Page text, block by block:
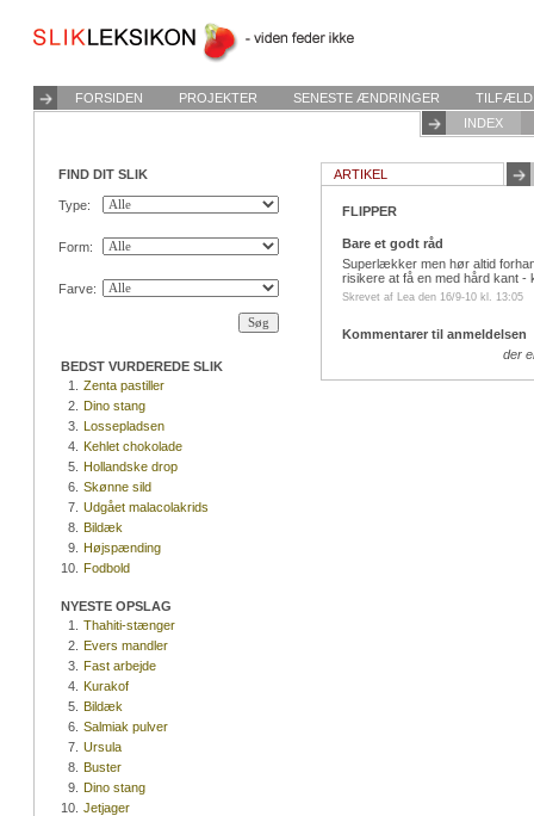
FORSIDEN PROJEKTER SENESTE ÆNDRINGER
INDEX
FIND DIT SLIK
Type:
Form:
Farve:
BEDST VURDEREDE SLIK
1.
Zenta pastiller
2. Dino stang
3. Lossepladsen
4. Kehlet chokolade
5. Hollandske drop
6. Skønne sild
7. Udgået malacolakrids
8. Bildæk
9. Højspænding
10. Fodbold
NYESTE OPSLAG
1.
Thahiti-stænger
2. Evers mandler
3. Fast arbejde
4. Kurakof
5. Bildæk
6. Salmiak pulver
7. Ursula
8. Buster
9. Dino stang
10. Jetjager
ARTIKEL
FLIPPER
Bare et godt råd
Superlækker men hør altid
risikere at få en med hård kant -
Skrevet af Lea den 16/9-10 kl. 13:05
Kommentarer til anmeldelsen
der